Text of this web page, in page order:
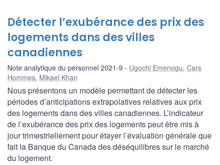
Détecter l’exubérance des prix des
logements dans des villes
canadiennes
Note analytique du personnel 2021-9 Ugochi Emenogu, Cars
Hommes, Mikael Khan
Nous présentons un modèle permettant de détecter les
périodes d’anticipations extrapolatives relatives aux prix
des logements dans des villes canadiennes. L’indicateur
de l’exubérance des prix des logements peut être mis à
jour trimestriellement pour étayer l’évaluation générale que
fait la Banque du Canada des déséquilibres sur le marché
du logement.